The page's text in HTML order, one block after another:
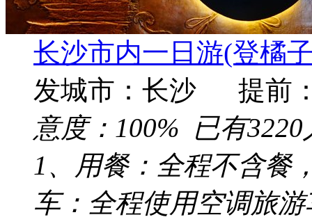
长沙市内一日游(登橘
发城市：长沙 提前
意度： 100% 已有3220
1、用餐：全程不含餐
车：全程使用空调旅